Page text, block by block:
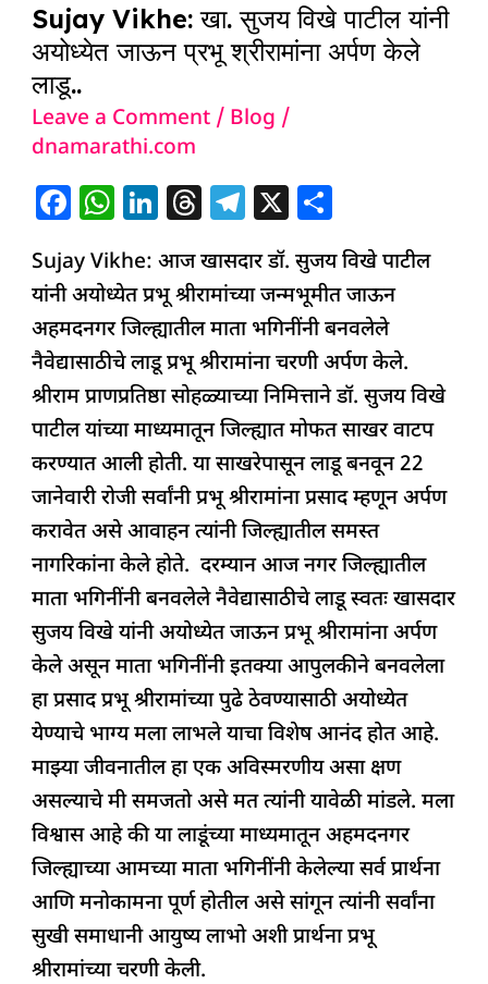
Sujay Vikhe: खा. सुजय विखे पाटील यांनी
अयोध्येत जाऊन प्रभू श्रीरामांना अर्पण केले
लाडू..
Leave a Comment / Blog /
dnamarathi.com
F
c
e
b
o
o
k
W
at
s
A
p
p
Li
k
e
dI
n
T
re
a
d
s
T
e
g
ra
m
X
h
ar
e
Sujay Vikhe: आज खासदार डॉ. सुजय विखे पाटील
यांनी अयोध्येत प्रभू श्रीरामांच्या जन्मभूमीत जाऊन
अहमदनगर जिल्ह्यातील माता भगिनींनी बनवलेले
नैवेद्यासाठीचे लाडू प्रभू श्रीरामांना चरणी अर्पण केले.
श्रीराम प्राणप्रतिष्ठा सोहळ्याच्या निमित्ताने डॉ. सुजय विखे
पाटील यांच्या माध्यमातून जिल्ह्यात मोफत साखर वाटप
करण्यात आली होती. या साखरेपासून लाडू बनवून 22
जानेवारी रोजी सर्वांनी प्रभू श्रीरामांना प्रसाद म्हणून अर्पण
करावेत असे आवाहन त्यांनी जिल्ह्यातील समस्त
नागरिकांना केले होते. दरम्यान आज नगर जिल्ह्यातील
माता भगिनींनी बनवलेले नैवेद्यासाठीचे लाडू स्वतः खासदार
सुजय विखे यांनी अयोध्येत जाऊन प्रभू श्रीरामांना अर्पण
केले असून माता भगिनींनी इतक्या आपुलकीने बनवलेला
हा प्रसाद प्रभू श्रीरामांच्या पुढे ठेवण्यासाठी अयोध्येत
येण्याचे भाग्य मला लाभले याचा विशेष आनंद होत आहे.
माझ्या जीवनातील हा एक अविस्मरणीय असा क्षण
असल्याचे मी समजतो असे मत त्यांनी यावेळी मांडले. मला
विश्वास आहे की या लाडूंच्या माध्यमातून अहमदनगर
जिल्ह्याच्या आमच्या माता भगिनींनी केलेल्या सर्व प्रार्थना
आणि मनोकामना पूर्ण होतील असे सांगून त्यांनी सर्वांना
सुखी समाधानी आयुष्य लाभो अशी प्रार्थना प्रभू
श्रीरामांच्या चरणी केली.